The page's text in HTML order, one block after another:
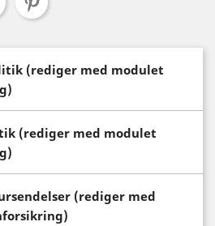
(rediger med modulet
(rediger med modulet
(rediger med